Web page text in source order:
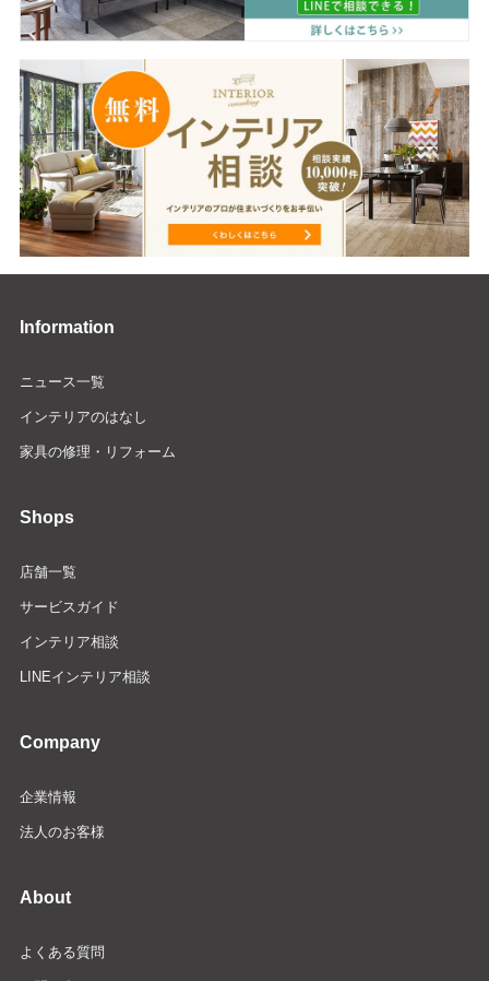
Information
ニュース一覧
インテリアのはなし
家具の修理・リフォーム
Shops
店舗一覧
サービスガイド
インテリア相談
LINEインテリア相談
Company
企業情報
法人のお客様
About
よくある質問